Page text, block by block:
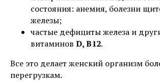
состояния: анемия, болезни
железы;
частые дефициты железа и
витаминов D, B12.
Все это делает женский организм
перегрузкам.